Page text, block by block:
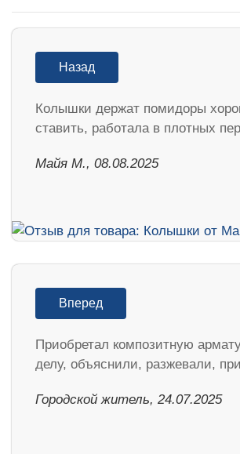
Назад
Колышки держат помидоры
ставить, работала в плотных
Майя М., 08.08.2025
Вперед
Приобретал композитную
делу, объяснили, разжевали,
Городской житель, 24.07.2025